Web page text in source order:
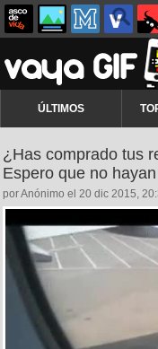
ÚLTIMOS
¿Has comprado tus
Espero que no
por Anónimo el 20 dic 2015,